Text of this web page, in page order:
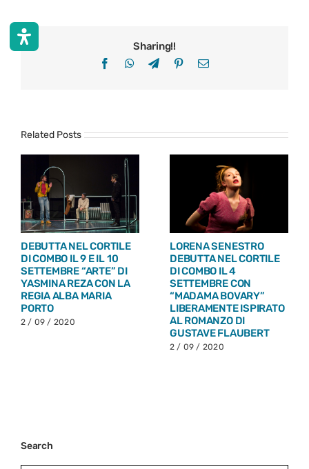
Sharing!!
FacebookWhatsApp
TelegramPinterestEmail
Related Posts
DEBUTTA NEL CORTILE
DI COMBO IL 9 E IL 10
SETTEMBRE “ARTE” DI
YASMINA REZA CON LA
REGIA ALBA MARIA
PORTO
2 / 09 / 2020
LORENA SENESTRO
DEBUTTA NEL CORTILE
DI COMBO IL 4
SETTEMBRE CON
“MADAMA BOVARY”
LIBERAMENTE ISPIRATO
AL ROMANZO DI
GUSTAVE FLAUBERT
2 / 09 / 2020
Search